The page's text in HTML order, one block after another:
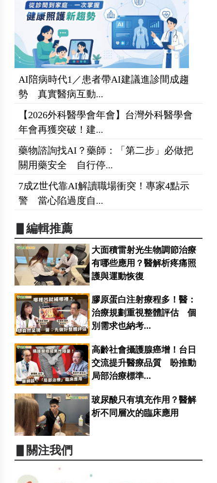
AI陪病時代1／患者帶AI建議進診間成趨
勢 真實醫病互動...
【2026外科醫學會年會】台灣外科醫學會
年會再獲突破！建...
藥物諮詢找AI？藥師：「第二步」必做把
關用藥安全 自行停...
7成Z世代靠AI解讀職場衝突！專家4點示
警 當心陷過度自...
▋編輯推薦
大面積雷射光生物調節治療
有哪些應用？醫解析疼痛照
護與運動恢復
膠原蛋白注射療程多！醫：
治療規劃重視整體評估 個
別需求也納考...
高齡社會攝護腺癌增！台日
交流提升醫療品質 盼推動
局部治療標準...
玻尿酸只有填充作用？醫解
析不同層次的臨床應用
▋關注我們